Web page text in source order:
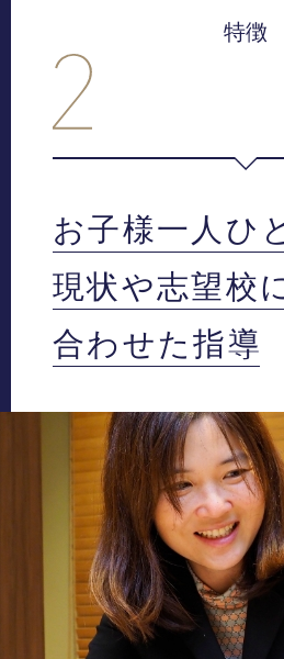
特徴
お子様一人ひ
現状や志望校
合わせた指導